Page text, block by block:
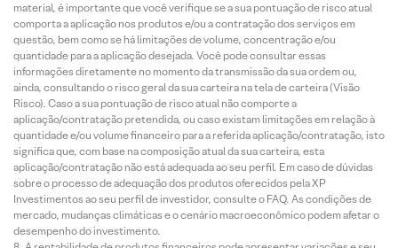
material, é importante que você verifique se a sua pontuação de risco atual
comporta a aplicação nos produtos e/ou a contratação dos serviços em
questão, bem como se há limitações de volume, concentração e/ou
quantidade para a aplicação desejada. Você pode consultar essas
informações diretamente no momento da transmissão da sua ordem ou,
ainda, consultando o risco geral da sua carteira na tela de carteira (Visão
Risco). Caso a sua pontuação de risco atual não comporte a
aplicação/contratação pretendida, ou caso existam limitações em relação à
quantidade e/ou volume financeiro para a referida aplicação/contratação, isto
significa que, com base na composição atual da sua carteira, esta
aplicação/contratação não está adequada ao seu perfil. Em caso de dúvidas
sobre o processo de adequação dos produtos oferecidos pela XP
Investimentos ao seu perfil de investidor, consulte o FAQ. As condições de
mercado, mudanças climáticas e o cenário macroeconômico podem afetar o
desempenho do investimento.